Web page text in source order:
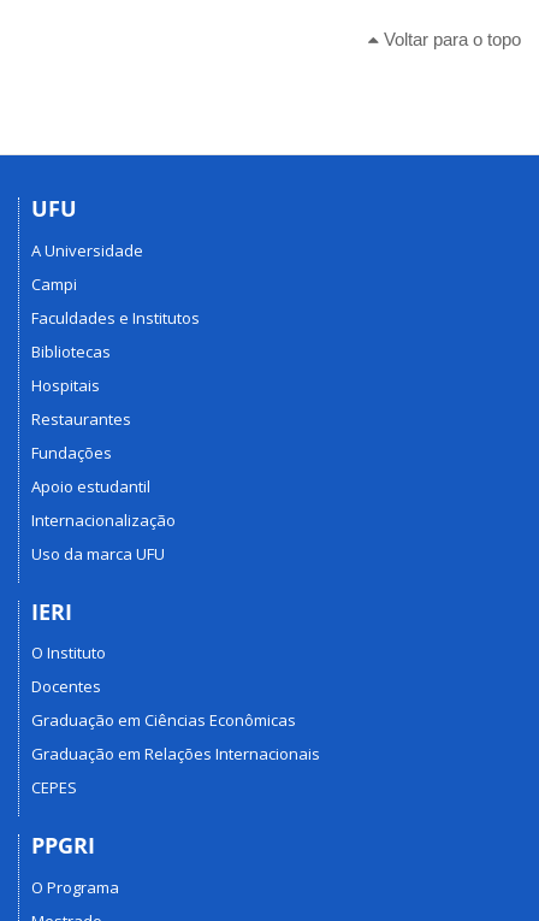
Voltar para o topo
UFU
A Universidade
Campi
Faculdades e Institutos
Bibliotecas
Hospitais
Restaurantes
Fundações
Apoio estudantil
Internacionalização
Uso da marca UFU
IERI
O Instituto
Docentes
Graduação em Ciências Econômicas
Graduação em Relações Internacionais
CEPES
PPGRI
O Programa